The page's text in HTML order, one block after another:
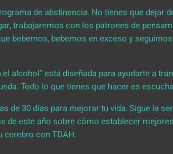
de abstinencia. No tienes que dejar
trabajaremos con los patrones de
bebemos, bebemos en exceso y
alcohol” está diseñada para ayudarte a
Todo lo que tienes que hacer es
de 30 días para mejorar tu vida. Sigue la
de este año sobre cómo establecer
cerebro con TDAH.